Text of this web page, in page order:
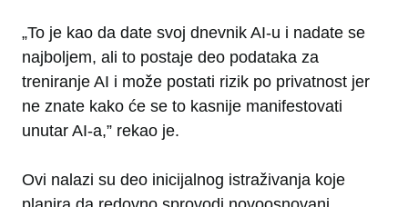
„To je kao da date svoj dnevnik AI-u i nadate se
najboljem, ali to postaje deo podataka za
treniranje AI i može postati rizik po privatnost jer
ne znate kako će se to kasnije manifestovati
unutar AI-a,” rekao je.
Ovi nalazi su deo inicijalnog istraživanja koje